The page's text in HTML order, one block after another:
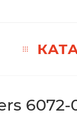
6072-